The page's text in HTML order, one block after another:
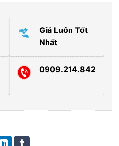
Giá Luôn Tốt
Nhất
0909.214.842